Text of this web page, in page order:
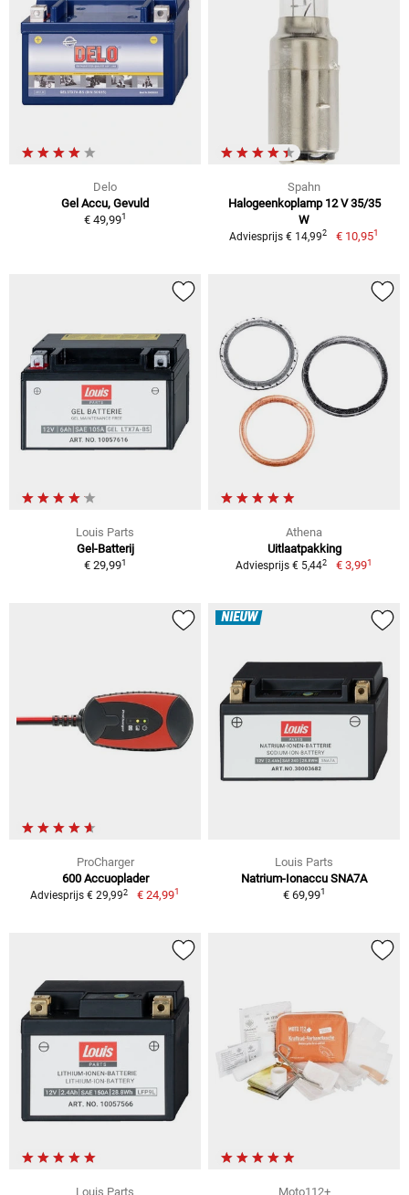
Delo
Gel Accu, Gevuld
€ 49,991
Spahn
Halogeenkoplamp 12 V 35/35
W
Adviesprijs € 14,992 € 10,951
Louis Parts
Gel-Batterij
€ 29,991
Athena
Uitlaatpakking
Adviesprijs € 5,442 € 3,991
ProCharger
600 Accuoplader
Adviesprijs € 29,992 € 24,991
NIEUW
Louis Parts
Natrium-Ionaccu SNA7A
€ 69,991
Louis Parts
Moto112+